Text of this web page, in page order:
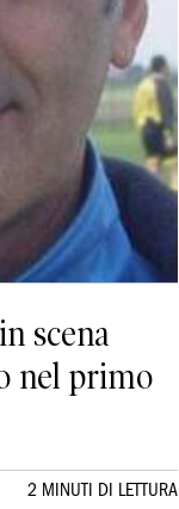
scena
nel primo
2 MINUTI DI LETTURA